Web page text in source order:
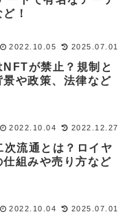
！
2022.10.05 2025.07.01
NFTが禁止？規制と
景や政策、法律など
2022.10.04 2022.12.27
次流通とは？ロイヤ
仕組みや売り方など
2022.10.04 2025.07.01